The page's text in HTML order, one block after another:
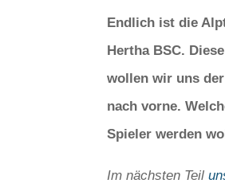
Endlich ist die
Hertha BSC.
wollen wir uns
nach vorne.
Spieler werden
Im nächsten Teil